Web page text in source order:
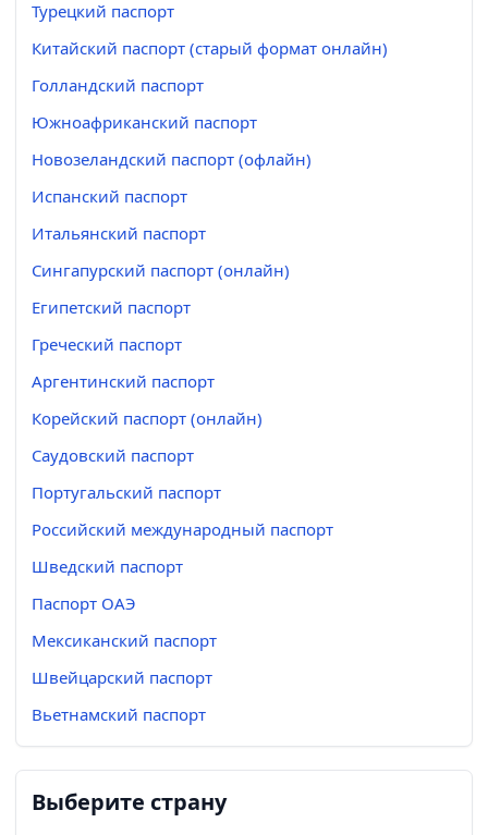
Турецкий паспорт
Китайский паспорт (старый формат онлайн)
Голландский паспорт
Южноафриканский паспорт
Новозеландский паспорт (офлайн)
Испанский паспорт
Итальянский паспорт
Сингапурский паспорт (онлайн)
Египетский паспорт
Греческий паспорт
Аргентинский паспорт
Корейский паспорт (онлайн)
Саудовский паспорт
Португальский паспорт
Российский международный паспорт
Шведский паспорт
Паспорт ОАЭ
Мексиканский паспорт
Швейцарский паспорт
Вьетнамский паспорт
Выберите страну